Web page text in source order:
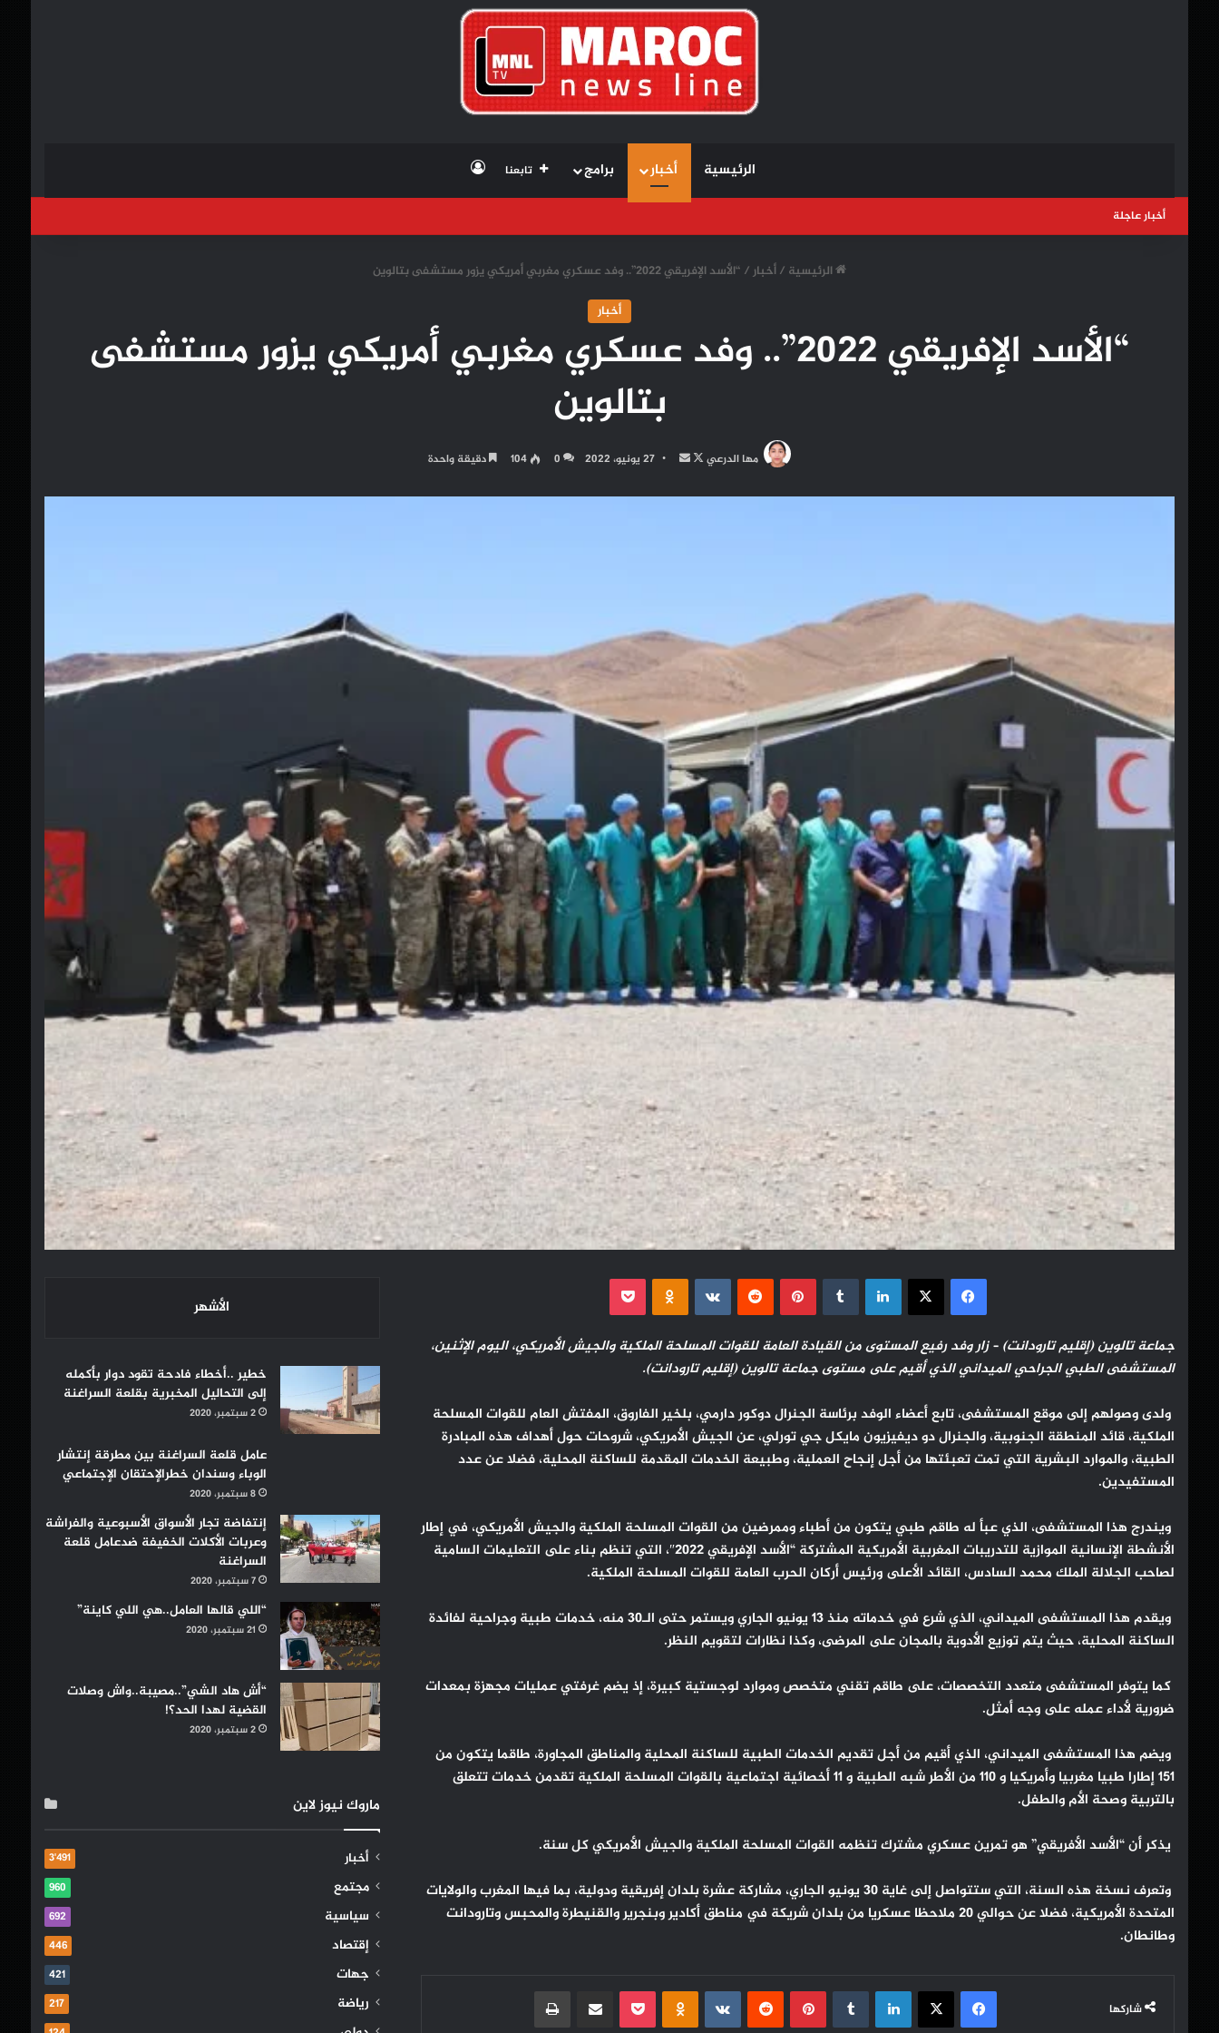
الرئيسية أخبار برامج تابعنا تسجيل الدخول
أخبار عاجلة
الرئيسية /أخبار/ “الأسد الإفريقي 2022”.. وفد عسكري مغربي أمريكي يزور مستشفى بتالوين
أخبار
“الأسد الإفريقي 2022”.. وفد عسكري مغربي أمريكي يزور مستشفى
بتالوين
مها الدرعي
تابع
X
أرسل
إلكترونيا
27 يونيو، 2022 0
104 دقيقة واحدة
فيسبوك‫X لينكدإن‏Tumblr بينتيريست
‏Reddit
‏VKontakte
Odnoklassniki
‫Pocket
جماعة تالوين (إقليم تارودانت) – زار وفد رفيع المستوى من القيادة العامة للقوات المسلحة الملكية والجيش الأمريكي، اليوم الإثنين،
المستشفى الطبي الجراحي الميداني الذي أقيم على مستوى جماعة تالوين (إقليم تارودانت).
ولدى وصولهم إلى موقع المستشفى، تابع أعضاء الوفد برئاسة الجنرال دوكور دارمي، بلخير الفاروق، المفتش العام للقوات المسلحة
الملكية، قائد المنطقة الجنوبية، والجنرال دو ديفيزيون مايكل جي تورلي، عن الجيش الأمريكي، شروحات حول أهداف هذه المبادرة
الطبية، والموارد البشرية التي تمت تعبئتها من أجل إنجاح العملية، وطبيعة الخدمات المقدمة للساكنة المحلية، فضلا عن عدد
المستفيدين.
ويندرج هذا المستشفى، الذي عبأ له طاقم طبي يتكون من أطباء وممرضين من القوات المسلحة الملكية والجيش الأمريكي، في إطار
الأنشطة الإنسانية الموازية للتدريبات المغربية الأمريكية المشتركة “الأسد الإفريقي 2022″، التي تنظم بناء على التعليمات السامية
لصاحب الجلالة الملك محمد السادس، القائد الأعلى ورئيس أركان الحرب العامة للقوات المسلحة الملكية.
ويقدم هذا المستشفى الميداني، الذي شرع في خدماته منذ 13 يونيو الجاري ويستمر حتى الـ30 منه، خدمات طبية وجراحية لفائدة
الساكنة المحلية، حيث يتم توزيع الأدوية بالمجان على المرضى، وكذا نظارات لتقويم النظر.
كما يتوفر المستشفى متعدد التخصصات، على طاقم تقني متخصص وموارد لوجستية كبيرة، إذ يضم غرفتي عمليات مجهزة بمعدات
ضرورية لأداء عمله على وجه أمثل.
ويضم هذا المستشفى الميداني، الذي أقيم من أجل تقديم الخدمات الطبية للساكنة المحلية والمناطق المجاورة، طاقما يتكون من
151 إطارا طبيا مغربيا وأمريكيا و 110 من الأطر شبه الطبية و 11 أخصائية اجتماعية بالقوات المسلحة الملكية تقدمن خدمات تتعلق
بالتربية وصحة الأم والطفل.
يذكر أن “الأسد الأفريقي” هو تمرين عسكري مشترك تنظمه القوات المسلحة الملكية والجيش الأمريكي كل سنة.
وتعرف نسخة هذه السنة، التي ستتواصل إلى غاية 30 يونيو الجاري، مشاركة عشرة بلدان إفريقية ودولية، بما فيها المغرب والولايات
المتحدة الأمريكية، فضلا عن حوالي 20 ملاحظا عسكريا من بلدان شريكة في مناطق أكادير وبنجرير والقنيطرة والمحبس وتارودانت
وطانطان.
شاركها
فيسبوك‫X لينكدإن‏Tumblr بينتيريست
‏Reddit
‏VKontakte
Odnoklassniki
‫Pocket مشاركة عبر البريد طباعة
الأشهر
خطير ..أخطاء فادحة تقود دوار بأكمله
إلى التحاليل المخبرية بقلعة السراغنة
2 سبتمبر، 2020
عامل قلعة السراغنة بين مطرقة إنتشار
الوباء وسندان خطرالإحتقان الإجتماعي
8 سبتمبر، 2020
إنتفاضة تجار الأسواق الأسبوعية والفراشة
وعربات الأكلات الخفيفة ضدعامل قلعة
السراغنة
7 سبتمبر، 2020
“اللي قالها العامل..هي اللي كاينة”
21 سبتمبر، 2020
“أش هاد الشي”..مصيبة..واش وصلات
القضية لهدا الحد؟!
2 سبتمبر، 2020
ماروك نيوز لاين
أخبار 3٬491
مجتمع 960
سياسية 692
إقتصاد 446
جهات 421
رياضة 217